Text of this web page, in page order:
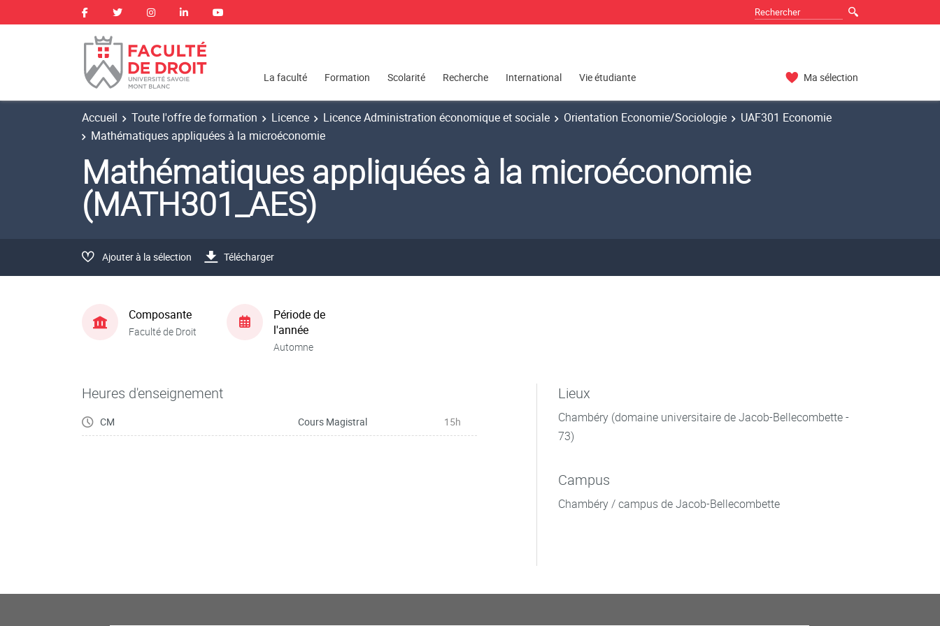
La faculté Formation Scolarité Recherche International Vie étudiante Ma sélection
Accueil Toute l'offre de formation Licence Licence Administration économique et sociale Orientation Economie/Sociologie
UAF301 Economie
Mathématiques appliquées à la microéconomie
Mathématiques appliquées à la microéconomie
(MATH301_AES)
Ajouter à la sélection Télécharger
Composante
Faculté de Droit
Période de
l'année
Automne
Heures d'enseignement
CM Cours Magistral 15h
Lieux
Chambéry (domaine universitaire de Jacob-Bellecombette -
73)
Campus
Chambéry / campus de Jacob-Bellecombette